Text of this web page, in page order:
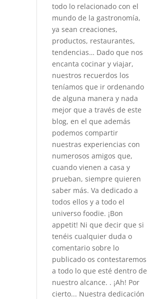
todo lo relacionado con el
mundo de la gastronomía,
ya sean creaciones,
productos, restaurantes,
tendencias… Dado que nos
encanta cocinar y viajar,
nuestros recuerdos los
teníamos que ir ordenando
de alguna manera y nada
mejor que a través de este
blog, en el que además
podemos compartir
nuestras experiencias con
numerosos amigos que,
cuando vienen a casa y
prueban, siempre quieren
saber más. Va dedicado a
todos ellos y a todo el
universo foodie. ¡Bon
appetit! Ni que decir que si
tenéis cualquier duda o
comentario sobre lo
publicado os contestaremos
a todo lo que esté dentro de
nuestro alcance. . ¡Ah! Por
cierto... Nuestra dedicación